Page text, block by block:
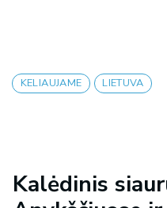
KELIAUJAME LIETUVA
Kalėdinis